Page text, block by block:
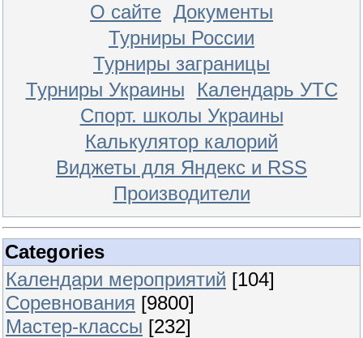
О сайте Документы
Турниры России
Турниры заграницы
Турниры Украины
Календарь УТС
Спорт. школы Украины
Калькулятор калорий
Виджеты для Яндекс и RSS
Производители
Categories
Календари мероприятий [104]
Соревнования [9800]
Мастер-классы [232]